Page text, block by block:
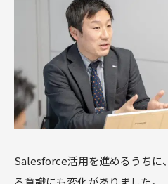
Salesforce活用を進めるうちに